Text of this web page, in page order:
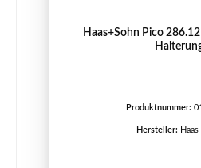
Haas+Sohn Pico
Produktnummer:
Hersteller: